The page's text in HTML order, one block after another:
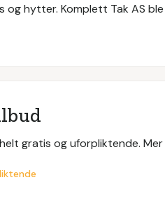
hytter. Komplett Tak AS
gratis og uforpliktende.